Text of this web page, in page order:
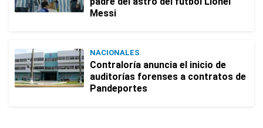
Messi
NACIONALES
Contraloría anuncia el inicio de
auditorías forenses a contratos de
Pandeportes